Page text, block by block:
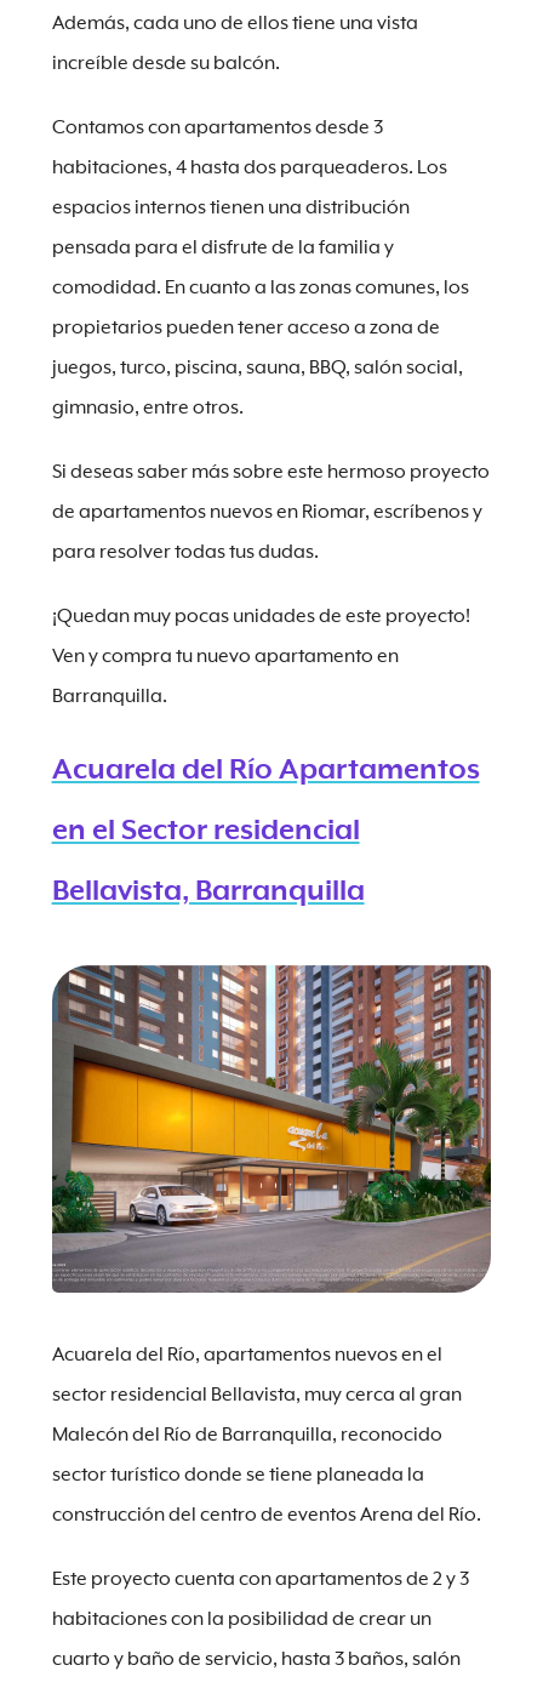
Además, cada uno de ellos tiene una vista
increíble desde su balcón.
Contamos con apartamentos desde 3
habitaciones, 4 hasta dos parqueaderos. Los
espacios internos tienen una distribución
pensada para el disfrute de la familia y
comodidad. En cuanto a las zonas comunes, los
propietarios pueden tener acceso a zona de
juegos, turco, piscina, sauna, BBQ, salón social,
gimnasio, entre otros.
Si deseas saber más sobre este hermoso proyecto
de apartamentos nuevos en Riomar, escríbenos y
para resolver todas tus dudas.
¡Quedan muy pocas unidades de este proyecto!
Ven y compra tu nuevo apartamento en
Barranquilla.
Acuarela del Río Apartamentos
en el Sector residencial
Bellavista, Barranquilla
Acuarela del Río, apartamentos nuevos en el
sector residencial Bellavista, muy cerca al gran
Malecón del Río de Barranquilla, reconocido
sector turístico donde se tiene planeada la
construcción del centro de eventos Arena del Río.
Este proyecto cuenta con apartamentos de 2 y 3
habitaciones con la posibilidad de crear un
cuarto y baño de servicio, hasta 3 baños, salón